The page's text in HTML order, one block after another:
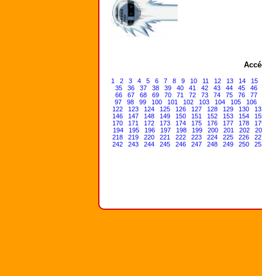
1 2 3 4 5 6 7 8 9 10 11 12 13 14
15
35
36 37 38 39 40 41 42 43 44 45
46
66
67 68 69 70 71 72 73 74 75 76
77
97
98 99 100 101 102 103 104 105
106
122
123 124 125 126 127 128 129 130
146
147 148 149 150 151 152 153 154
170
171 172 173 174 175 176 177 178
194
195 196 197 198 199 200 201 202
218
219 220 221 222 223 224 225 226
242
243 244 245 246 247 248 249 250